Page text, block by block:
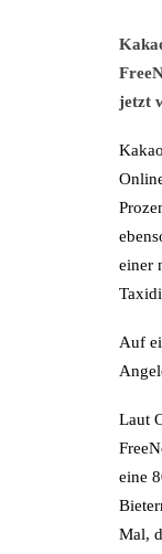
jetzt
einer
Auf
Laut
eine
Mal,